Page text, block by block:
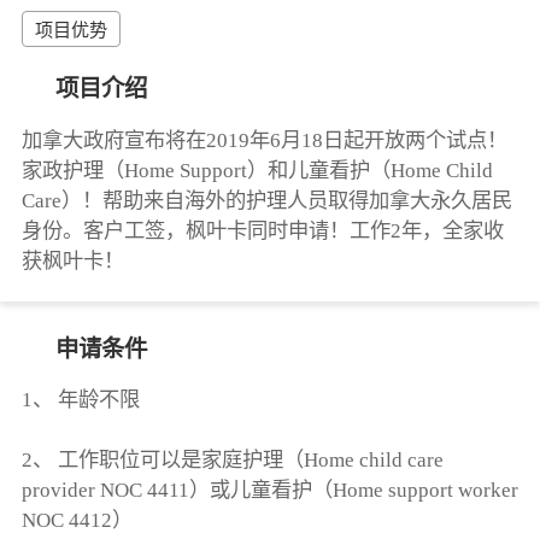
项目优势
项目介绍
加拿大政府宣布将在2019年6月18日起开放两个试点！
家政护理（Home Support）和儿童看护（Home Child
Care）！帮助来自海外的护理人员取得加拿大永久居民
身份。客户工签，枫叶卡同时申请！工作2年，全家收
获枫叶卡！
申请条件
1、 年龄不限
2、 工作职位可以是家庭护理（Home child care
provider NOC 4411）或儿童看护（Home support worker
NOC 4412）